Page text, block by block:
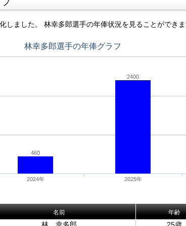
しました。 林幸多郎選手の年俸状況を見ることができ
林幸多郎選手の年俸グラフ
460
2400
2024年 2025年
名前 年齢
林 幸多郎 25歳